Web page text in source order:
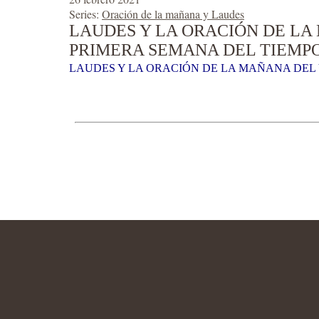
Series: Oración de la mañana y Laudes
LAUDES Y LA ORACIÓN DE LA
PRIMERA SEMANA DEL
LAUDES Y LA ORACIÓN DE LA MAÑANA DEL